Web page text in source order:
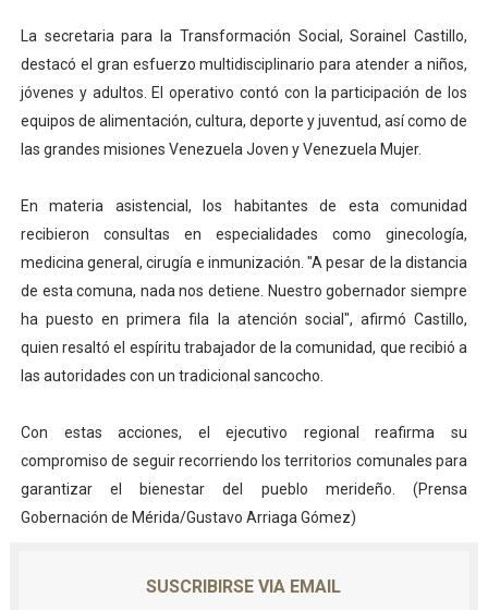
Plan Quirúrgico Regional llega a Pueblo Llano con la
La secretaria para la Transformación Social, Sorainel Castillo,
destacó el gran esfuerzo multidisciplinario para atender a niños,
jóvenes y adultos. El operativo contó con la participación de los
equipos de alimentación, cultura, deporte y juventud, así como de
las grandes misiones Venezuela Joven y Venezuela Mujer.
En materia asistencial, los habitantes de esta comunidad
recibieron consultas en especialidades como ginecología,
medicina general, cirugía e inmunización. "A pesar de la distancia
de esta comuna, nada nos detiene. Nuestro gobernador siempre
ha puesto en primera fila la atención social", afirmó Castillo,
quien resaltó el espíritu trabajador de la comunidad, que recibió a
las autoridades con un tradicional sancocho.
Con estas acciones, el ejecutivo regional reafirma su
compromiso de seguir recorriendo los territorios comunales para
garantizar el bienestar del pueblo merideño. (Prensa
Gobernación de Mérida/Gustavo Arriaga Gómez)
SUSCRIBIRSE VIA EMAIL